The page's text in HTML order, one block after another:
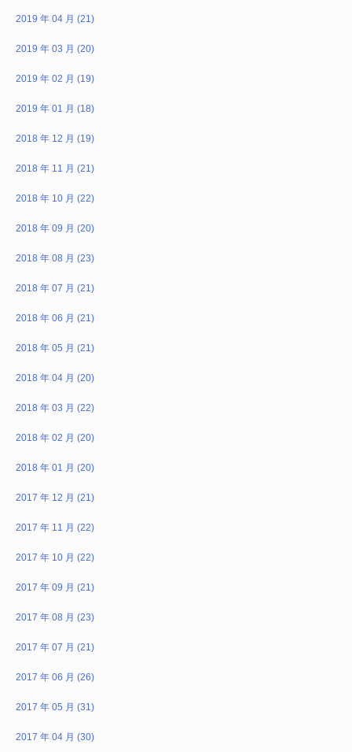
2019 年 04 月 (21)
2019 年 03 月 (20)
2019 年 02 月 (19)
2019 年 01 月 (18)
2018 年 12 月 (19)
2018 年 11 月 (21)
2018 年 10 月 (22)
2018 年 09 月 (20)
2018 年 08 月 (23)
2018 年 07 月 (21)
2018 年 06 月 (21)
2018 年 05 月 (21)
2018 年 04 月 (20)
2018 年 03 月 (22)
2018 年 02 月 (20)
2018 年 01 月 (20)
2017 年 12 月 (21)
2017 年 11 月 (22)
2017 年 10 月 (22)
2017 年 09 月 (21)
2017 年 08 月 (23)
2017 年 07 月 (21)
2017 年 06 月 (26)
2017 年 05 月 (31)
2017 年 04 月 (30)